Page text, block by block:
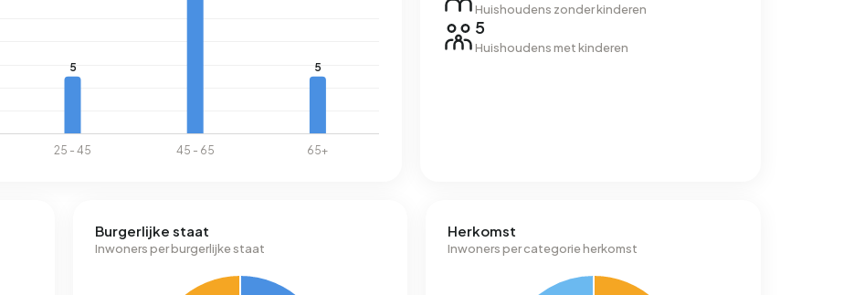
Huishoudens zonder kinderen
5
Huishoudens met kinderen
Burgerlijke staat
Inwoners per burgerlijke staat
Herkomst
Inwoners per categorie herkomst